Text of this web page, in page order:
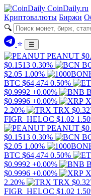
CoinDaily.ru
Криптовалюты Биржи
🔍
⭐
☰
PEANUT
$0.1513 0.30%
$2.05 1.00%
BTC $64,474 0.50%
$0.9992 +0.00%
$0.9996 +0.00%
2.20%
TRX
FIGR_HELOC $1.02
PEANUT
$0.1513 0.30%
$2.05 1.00%
BTC $64,474 0.50%
$0.9992 +0.00%
$0.9996 +0.00%
2.20%
TRX
FIGR_HELOC $1.02